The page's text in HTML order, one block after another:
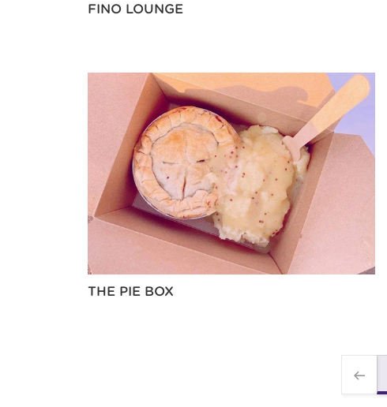
FINO LOUNGE
THE PIE BOX